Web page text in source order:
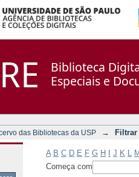
Biblioteca
Especiais e
das Bibliotecas da USP →
A B C D E F G H J K M
Começa com